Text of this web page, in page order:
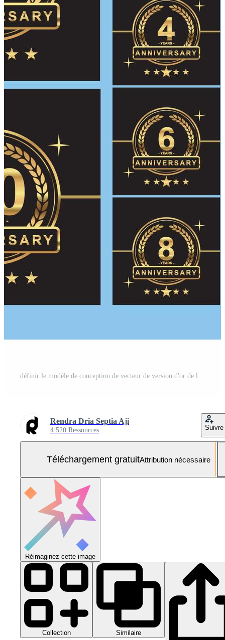
définir le modèle de conception de vecteur de version d'or de luxe de célébration d'anniversaire Vecteur Gratuit et SVG Gratuit
Rendra Dria Septia Aji
4 520 Ressources Suivre
Téléchargement gratuitAttribution nécessaire
Réimaginez cette image
Collection Similaire